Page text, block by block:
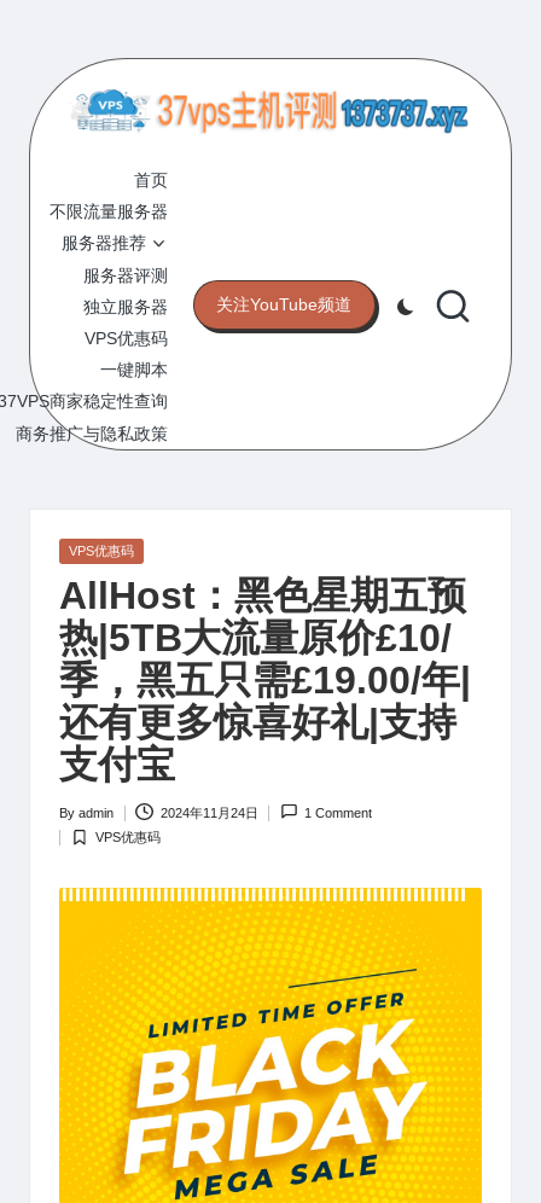
content
7
V
P
S
主
机
评
的
VPS
网
站
首页
不限流量服务器
服务器推荐
服务器评测
独立服务器
VPS优惠码
一键脚本
商家稳定性查询
商务推广与隐私政策
关注YouTube频道
Posted
VPS优惠码
AllHost：黑色星期五预
热|5TB大流量原价£10/
季，黑五只需£19.00/年|
还有更多惊喜好礼|支持
支付宝
Posted
by
By admin 2024年11月24日 1 Comment
Posted
VPS优惠码